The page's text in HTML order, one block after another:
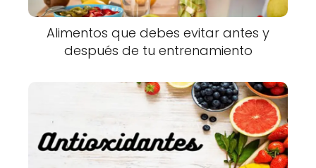
Alimentos que debes evitar antes y
después de tu entrenamiento